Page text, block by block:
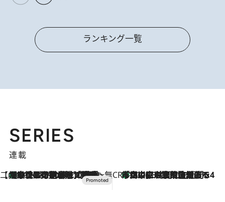
ランキング一覧
SERIES
連載
【CREA×星野リゾート】唯一無二。癒しと発見が待つ場所へ
2026.8.7
【トンボの足水浴】ヒノキの香りに包まれて涼感マックス！約13℃の湧水かけ流しを避暑地「星野温泉 トンボの湯」で体験 CREA'S CHOICE
2026.8.7
「立川にも歌舞伎があるんだよ」 片岡仁左衛門・市川中車ら豪華座組みで4年目の立川立飛歌舞伎へ